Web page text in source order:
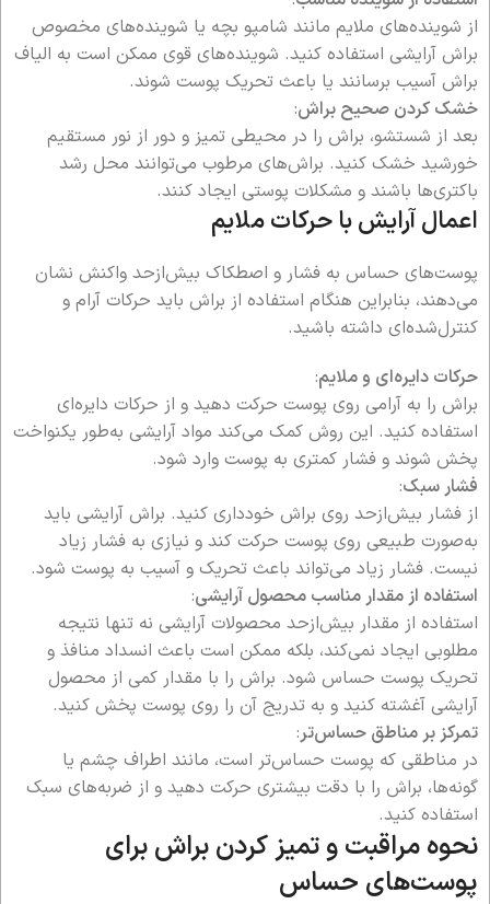
از شوینده‌های ملایم مانند شامپو بچه یا شوینده‌های مخصوص
براش آرایشی استفاده کنید. شوینده‌های قوی ممکن است به الیاف
براش آسیب برسانند یا باعث تحریک پوست شوند.
خشک کردن صحیح براش:
بعد از شستشو، براش را در محیطی تمیز و دور از نور مستقیم
خورشید خشک کنید. براش‌های مرطوب می‌توانند محل رشد
باکتری‌ها باشند و مشکلات پوستی ایجاد کنند.
اعمال آرایش با حرکات ملایم
پوست‌های حساس به فشار و اصطکاک بیش‌ازحد واکنش نشان
می‌دهند، بنابراین هنگام استفاده از براش باید حرکات آرام و
کنترل‌شده‌ای داشته باشید.
حرکات دایره‌ای و ملایم:
براش را به آرامی روی پوست حرکت دهید و از حرکات دایره‌ای
استفاده کنید. این روش کمک می‌کند مواد آرایشی به‌طور یکنواخت
پخش شوند و فشار کمتری به پوست وارد شود.
فشار سبک:
از فشار بیش‌ازحد روی براش خودداری کنید. براش آرایشی باید
به‌صورت طبیعی روی پوست حرکت کند و نیازی به فشار زیاد
نیست. فشار زیاد می‌تواند باعث تحریک و آسیب به پوست شود.
استفاده از مقدار مناسب محصول آرایشی:
استفاده از مقدار بیش‌ازحد محصولات آرایشی نه تنها نتیجه
مطلوبی ایجاد نمی‌کند، بلکه ممکن است باعث انسداد منافذ و
تحریک پوست حساس شود. براش را با مقدار کمی از محصول
آرایشی آغشته کنید و به تدریج آن را روی پوست پخش کنید.
تمرکز بر مناطق حساس‌تر:
در مناطقی که پوست حساس‌تر است، مانند اطراف چشم یا
گونه‌ها، براش را با دقت بیشتری حرکت دهید و از ضربه‌های سبک
استفاده کنید.
نحوه مراقبت و تمیز کردن براش برای
پوست‌های حساس